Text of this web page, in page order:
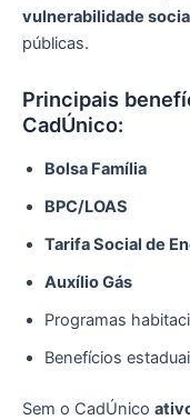
vulnerabilidade
públicas.
Principais
CadÚnico:
Bolsa Família
BPC/LOAS
Tarifa Social de
Auxílio Gás
Programas
Benefícios
Sem o CadÚnico